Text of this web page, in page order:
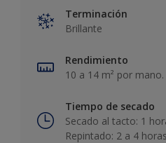
Terminación
Brillante
Rendimiento
10 a 14 m² por mano.
Tiempo de secado
Secado al tacto: 1
Repintado: 2 a 4